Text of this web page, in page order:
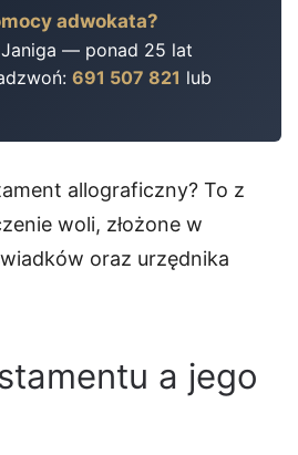
adwokata?
— ponad 25 lat
691 507 821 lub
allograficzny? To z
woli, złożone w
oraz urzędnika
a jego